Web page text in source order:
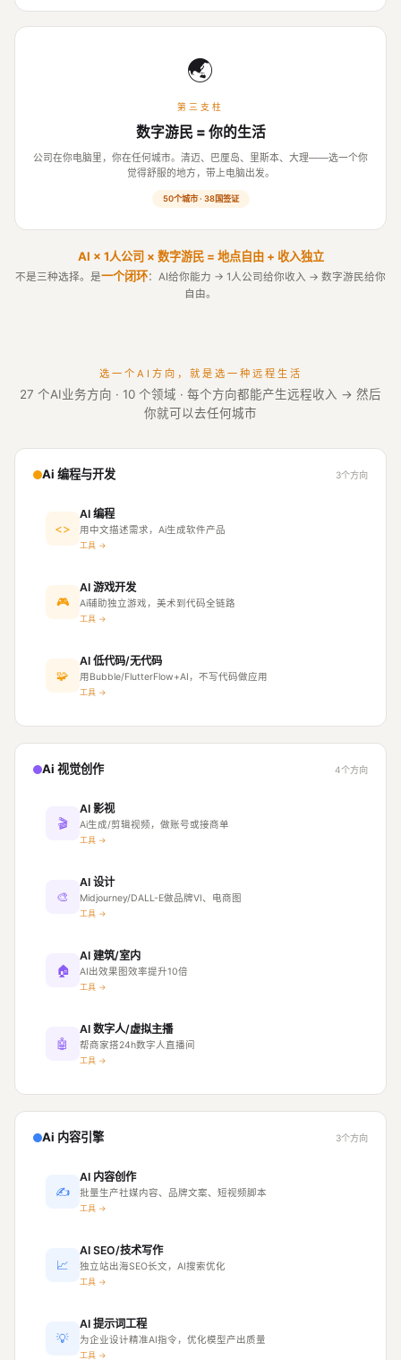
🌏
第三支柱
数字游民 = 你的生活
公司在你电脑里，你在任何城市。清迈、巴厘岛、里斯本、大理——选一个你
觉得舒服的地方，带上电脑出发。
50个城市 · 38国签证
AI × 1人公司 × 数字游民 = 地点自由 + 收入独立
不是三种选择。是一个闭环：AI给你能力 → 1人公司给你收入 → 数字游民给你
自由。
选一个AI方向，就是选一种远程生活
27 个AI业务方向 · 10 个领域 · 每个方向都能产生远程收入 → 然后
你就可以去任何城市
Ai 编程与开发 3个方向
<>
AI 编程
用中文描述需求，Ai生成软件产品
工具 →
🎮
AI 游戏开发
Ai辅助独立游戏，美术到代码全链路
工具 →
🧩
AI 低代码/无代码
用Bubble/FlutterFlow+AI，不写代码做应用
工具 →
Ai 视觉创作 4个方向
🎬
AI 影视
Ai生成/剪辑视频，做账号或接商单
工具 →
🎨
AI 设计
Midjourney/DALL-E做品牌VI、电商图
工具 →
🏠
AI 建筑/室内
AI出效果图效率提升10倍
工具 →
🤖
AI 数字人/虚拟主播
帮商家搭24h数字人直播间
工具 →
Ai 内容引擎 3个方向
✍
AI 内容创作
批量生产社媒内容、品牌文案、短视频脚本
工具 →
📈
AI SEO/技术写作
独立站出海SEO长文，AI搜索优化
工具 →
💡
AI 提示词工程
为企业设计精准AI指令，优化模型产出质量
工具 →